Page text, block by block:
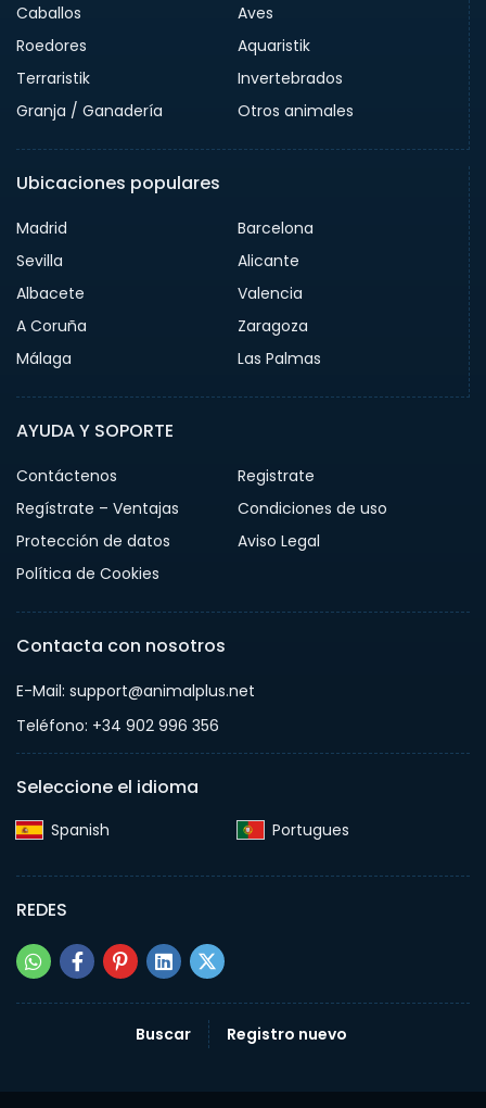
Caballos
Aves
Roedores
Aquaristik
Terraristik
Invertebrados
Granja / Ganadería
Otros animales
Ubicaciones populares
Madrid
Barcelona
Sevilla
Alicante
Albacete
Valencia
A Coruña
Zaragoza
Málaga
Las Palmas
AYUDA Y SOPORTE
Contáctenos
Registrate
Regístrate – Ventajas
Condiciones de uso
Protección de datos
Aviso Legal
Política de Cookies
Contacta con nosotros
E-Mail: support@animalplus.net
Teléfono: +34 902 996 356
Seleccione el idioma
Spanish‎ Portugues‎
REDES
Buscar Registro nuevo